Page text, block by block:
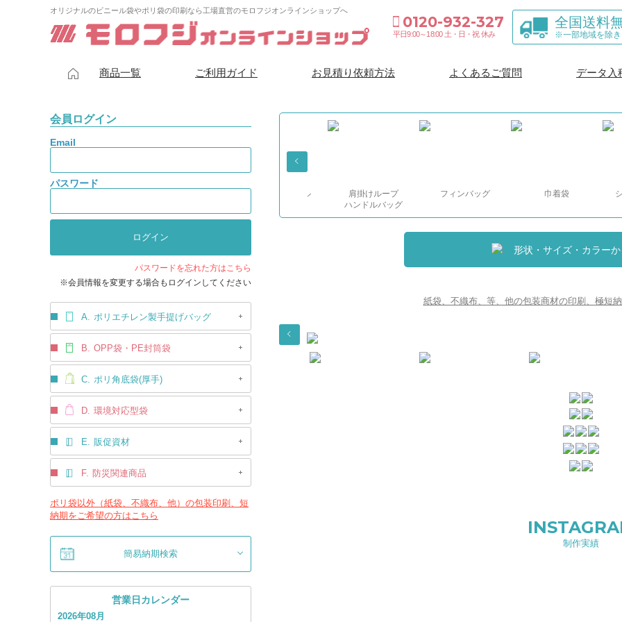
オリジナルのビニール袋やポリ袋の印刷なら工場直営のモロフジオンラインショップへ
モロフジオンラインショップ
0120-932-327
平日9:00～18:00 土・日・祝 休み
全国送料
※一部地域を除
商品一覧 ご利用ガイド お見積り依頼方法 よくあるご質問 データ入
会員ログイン
Email
パスワード
パスワードを忘れた方はこちら
※会員情報を変更する場合もログインしてください
A. ポリエチレン製手提げバッグ
B. OPP袋・PE封筒袋
C. ポリ角底袋(厚手)
D. 環境対応型袋
E. 販促資材
F. 防災関連商品
ポリ袋以外（紙袋、不織布、他）の包装印刷、短
納期をご希望の方はこちら
簡易納期検索
営業日カレンダー
2026年08月
肩掛けループ
ハンドルバッグ
フィンバッグ 巾着袋 ショ
形状・サイズ・カラー
紙袋、不織布、等、他の包装商材の印刷、極短
制作実績